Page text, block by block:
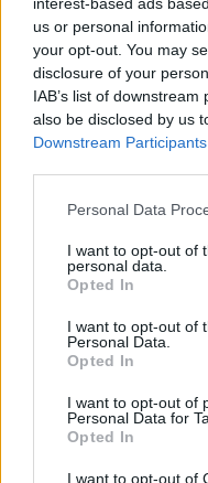
us or personal
your opt-out. You may
disclosure of your
IAB’s list of
also be disclosed by us
Downstream Participants
Please note that this
not limited to your visit
grant or deny consent
use your data for below
consent section.
Personal Data
I want to opt-out of
personal data.
Opted In
I want to opt-out of
Personal Data.
Opted In
I want to opt-out of
Personal Data for
Opted In
I want to opt-out of
para
cedo a
que
simples,
—